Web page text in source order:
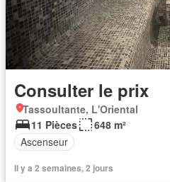
Consulter le prix
Tassoultante, L'Oriental
11 Pièces
648 m²
Ascenseur
Il y a 2 semaines, 2 jours